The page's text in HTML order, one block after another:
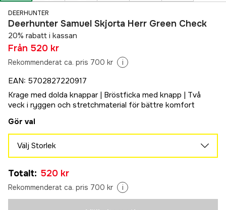
DEERHUNTER
Deerhunter Samuel Skjorta Herr Green Check
20% rabatt i kassan
Från 520 kr
Rekommenderat ca. pris 700 kr i
EAN: 5702827220917
Krage med dolda knappar | Bröstficka med knapp | Två
veck i ryggen och stretchmaterial för bättre komfort
Gör val
Välj Storlek
520 kr
41/42
520 kr
Totalt: 520 kr
Rekommenderat ca. pris 700 kr i